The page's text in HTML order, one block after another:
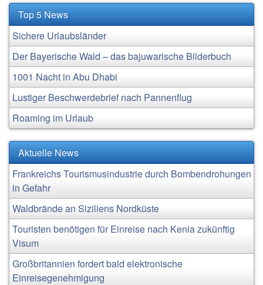
Top 5 News
Sichere Urlaubsländer
Der Bayerische Wald – das bajuwarische Bilderbuch
1001 Nacht in Abu Dhabi
Lustiger Beschwerdebrief nach Pannenflug
Roaming im Urlaub
Aktuelle News
Frankreichs Tourismusindustrie durch Bombendrohungen
in Gefahr
Waldbrände an Siziliens Nordküste
Touristen benötigen für Einreise nach Kenia zukünftig
Visum
Großbritannien fordert bald elektronische
Einreisegenehmigung